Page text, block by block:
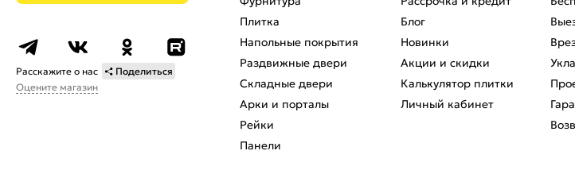
Расскажите о нас
Поделиться
Оцените магазин
Плитка
Напольные покрытия
Раздвижные двери
Складные двери
Арки и порталы
Рейки
Панели
Блог
Новинки
Акции и скидки
Калькулятор плитки
Личный кабинет